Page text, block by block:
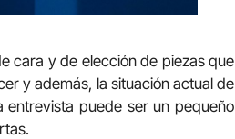
cara y de elección de piezas que
y además, la situación actual de
entrevista puede ser un pequeño